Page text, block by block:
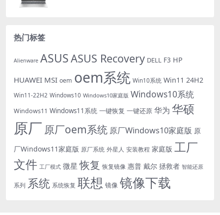
热门标签
Alienware ASUSASUS Recovery DELL F3 HP
HUAWEI MSI oem oem系统 Win10系统 Win11 24H2
Win11-22H2 Windows10 Windows10家庭版 Windows10系统
Windows11 Windows11系统 一键恢复 一键还原 华为 华硕
原厂 原厂oem系统 原厂Windows10家庭版 原
厂Windows11家庭版 原厂系统 外星人 安装教程 家庭版 工厂
文件 工厂模式 微星 恢复 恢复镜像 惠普 戴尔 拯救者 智能还原
系列 系统 系统恢复 联想 镜像 镜像下载